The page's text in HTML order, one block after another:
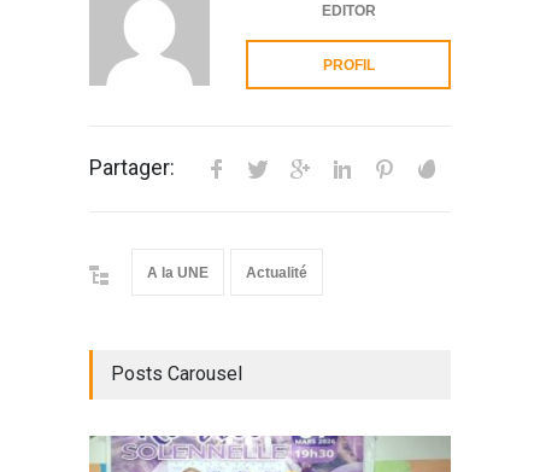
EDITOR
PROFIL
Partager:
A la UNE Actualité
Posts Carousel